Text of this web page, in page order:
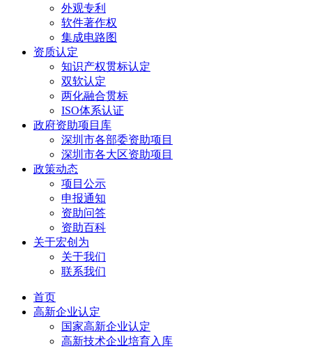
外观专利
软件著作权
集成电路图
资质认定
知识产权贯标认定
双软认定
两化融合贯标
ISO体系认证
政府资助项目库
深圳市各部委资助项目
深圳市各大区资助项目
政策动态
项目公示
申报通知
资助问答
资助百科
关于宏创为
关于我们
联系我们
首页
高新企业认定
国家高新企业认定
高新技术企业培育入库